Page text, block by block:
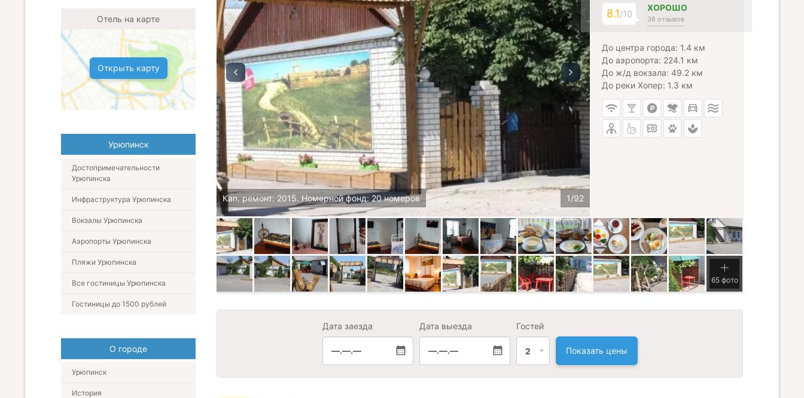
Кап. ремонт: 2015. Номерной фонд: 20 номеров
8.1/10
ХОРОШО
36 отзывов
До центра города: 1.4 км
До аэропорта: 224.1 км
До ж/д вокзала: 49.2 км
До реки Хопер: 1.3 км
65 фото
Дата заезда
—.—.—
Дата выезда
—.—.—
Гостей
2 Показать цены
Отель на карте
Открыть карту
Урюпинск
Достопримечательности
Урюпинска
Инфраструктура Урюпинска
Вокзалы Урюпинска
Аэропорты Урюпинска
Пляжи Урюпинска
Все гостиницы Урюпинска
Гостиницы до 1500 рублей
О городе
Урюпинск
История